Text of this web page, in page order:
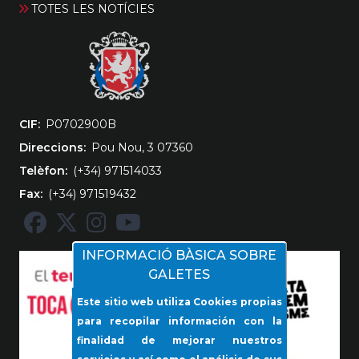
TOTES LES NOTÍCIES
CIF
‎P0702900B
Direccions
Pou Nou, 3 07360
Telèfon
(+34) 971514033
Fax
(+34) 971519432
INFORMACIÓ BÀSICA SOBRE
GALETES
Este sitio web utiliza Cookies propias
para recopilar información con la
finalidad de mejorar nuestros